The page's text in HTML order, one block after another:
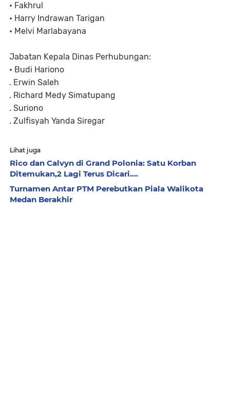
• Fakhrul
• Harry Indrawan Tarigan
• Melvi Marlabayana
Jabatan Kepala Dinas Perhubungan:
• Budi Hariono
. Erwin Saleh
. Richard Medy Simatupang
. Suriono
. Zulfisyah Yanda Siregar
Lihat juga
Rico dan Calvyn di Grand Polonia: Satu Korban
Ditemukan,2 Lagi Terus Dicari....
Turnamen Antar PTM Perebutkan Piala Walikota
Medan Berakhir